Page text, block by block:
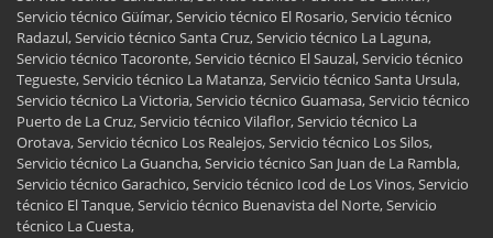
Servicio técnico Güímar, Servicio técnico El Rosario, Servicio técnico
Radazul, Servicio técnico Santa Cruz, Servicio técnico La Laguna,
Servicio técnico Tacoronte, Servicio técnico El Sauzal, Servicio técnico
Tegueste, Servicio técnico La Matanza, Servicio técnico Santa Ursula,
Servicio técnico La Victoria, Servicio técnico Guamasa, Servicio técnico
Puerto de La Cruz, Servicio técnico Vilaflor, Servicio técnico La
Orotava, Servicio técnico Los Realejos, Servicio técnico Los Silos,
Servicio técnico La Guancha, Servicio técnico San Juan de La Rambla,
Servicio técnico Garachico, Servicio técnico Icod de Los Vinos, Servicio
técnico El Tanque, Servicio técnico Buenavista del Norte, Servicio
técnico La Cuesta,